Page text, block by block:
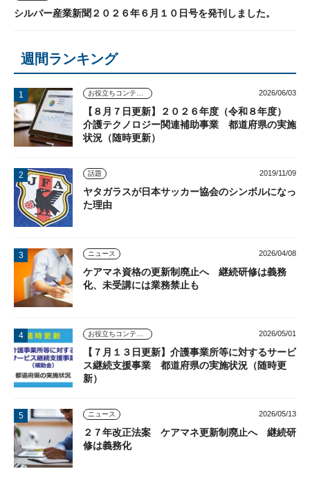
シルバー産業新聞２０２６年６月１０日号を発刊しました。
週間ランキング
お役立ちコンテンツ 2026/06/03
【８月７日更新】２０２６年度（令和８年度）
介護テクノロジー関連補助事業 都道府県の実施
状況（随時更新）
話題 2019/11/09
ヤタガラスが日本サッカー協会のシンボルになっ
た理由
ニュース 2026/04/08
ケアマネ資格の更新制廃止へ 継続研修は義務
化、未受講には業務禁止も
お役立ちコンテンツ 2026/05/01
【７月１３日更新】介護事業所等に対するサービ
ス継続支援事業 都道府県の実施状況（随時更
新）
ニュース 2026/05/13
２７年改正法案 ケアマネ更新制廃止へ 継続研
修は義務化